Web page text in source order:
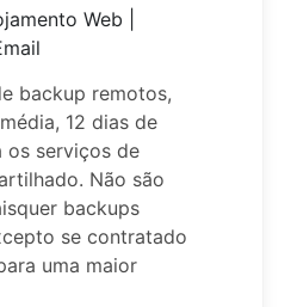
Web |
backup remotos,
12 dias de
os serviços de
Não são
backups
se contratado
uma maior